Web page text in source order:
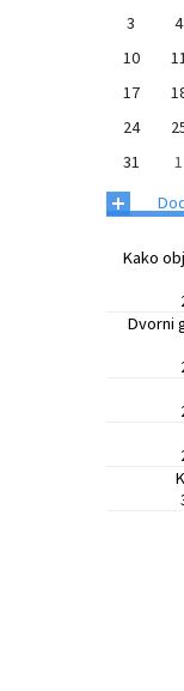
3
4
10
11
17
24
31
1
+
Kako
Dvorni